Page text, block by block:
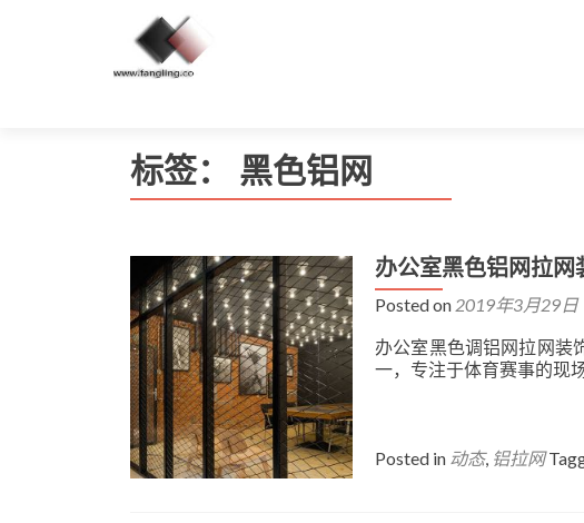
标签： 黑色铝网
办公室黑色铝网拉网
Posted on 2019年3月29日
办公室黑色调铝网拉网装
一，专注于体育赛事的现
Posted in 动态, 铝拉网